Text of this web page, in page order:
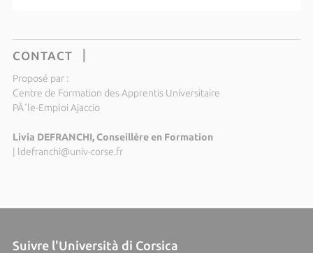
CONTACT
Proposé par :
Centre de Formation des Apprentis Universitaire
PÃ´le-Emploi Ajaccio
Livia DEFRANCHI, Conseillère en Formation
| ldefranchi@univ-corse.fr
Suivre l'Università di Corsica